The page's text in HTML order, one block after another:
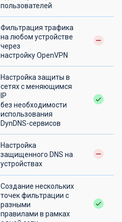
пользователей
Фильтрация трафика
на любом устройстве
через
настройку OpenVPN
Настройка защиты в
сетях с меняющимся
IP
без необходимости
использования
DynDNS-сервисов
Настройка
защищенного DNS на
устройствах
Создание нескольких
точек фильтрации с
разными
правилами в рамках